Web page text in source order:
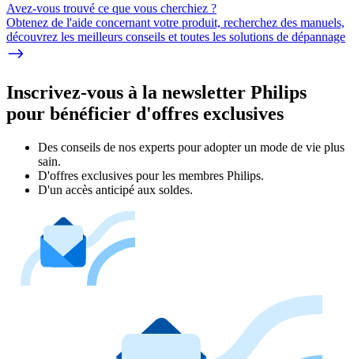
Avez-vous trouvé ce que vous cherchiez ?
Obtenez de l'aide concernant votre produit, recherchez des manuels,
découvrez les meilleurs conseils et toutes les solutions de dépannage
Inscrivez-vous à la newsletter Philips
pour bénéficier d'offres exclusives
Des conseils de nos experts pour adopter un mode de vie plus
sain.
D'offres exclusives pour les membres Philips.
D'un accès anticipé aux soldes.